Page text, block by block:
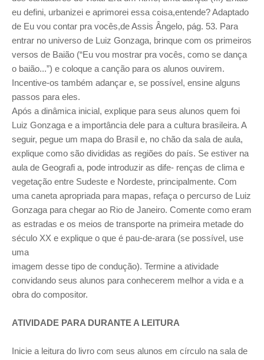
eu defini, urbanizei e aprimorei essa coisa,entende? Adaptado
de Eu vou contar pra vocês,de Assis Ângelo, pág. 53. Para
entrar no universo de Luiz Gonzaga, brinque com os primeiros
versos de Baião (“Eu vou mostrar pra vocês, como se dança
o baião...”) e coloque a canção para os alunos ouvirem.
Incentive-os também adançar e, se possível, ensine alguns
passos para eles.
Após a dinâmica inicial, explique para seus alunos quem foi
Luiz Gonzaga e a importância dele para a cultura brasileira. A
seguir, pegue um mapa do Brasil e, no chão da sala de aula,
explique como são divididas as regiões do país. Se estiver na
aula de Geografi a, pode introduzir as dife- renças de clima e
vegetação entre Sudeste e Nordeste, principalmente. Com
uma caneta apropriada para mapas, refaça o percurso de Luiz
Gonzaga para chegar ao Rio de Janeiro. Comente como eram
as estradas e os meios de transporte na primeira metade do
século XX e explique o que é pau-de-arara (se possível, use
uma
imagem desse tipo de condução). Termine a atividade
convidando seus alunos para conhecerem melhor a vida e a
obra do compositor.
ATIVIDADE PARA DURANTE A LEITURA
Inicie a leitura do livro com seus alunos em círculo na sala de